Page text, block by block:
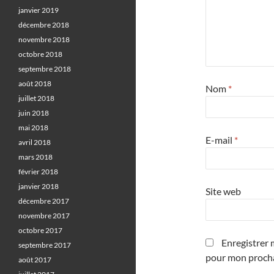
Nom *
E-mail *
Site web
Enregistrer
pour mon
janvier 2019
décembre 2018
novembre 2018
octobre 2018
septembre 2018
août 2018
juillet 2018
juin 2018
mai 2018
avril 2018
mars 2018
février 2018
janvier 2018
décembre 2017
novembre 2017
octobre 2017
septembre 2017
août 2017